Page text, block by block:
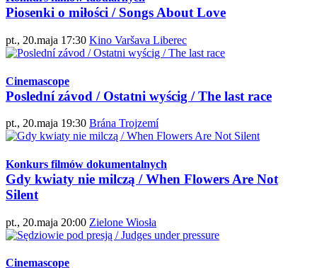
Piosenki o miłości / Songs About Love
pt., 20.maja 17:30 Kino Varšava Liberec
Cinemascope
Poslední závod / Ostatni wyścig / The last race
pt., 20.maja 19:30 Brána Trojzemí
Konkurs filmów dokumentalnych
Gdy kwiaty nie milczą / When Flowers Are Not
Silent
pt., 20.maja 20:00 Zielone Wiosła
Cinemascope